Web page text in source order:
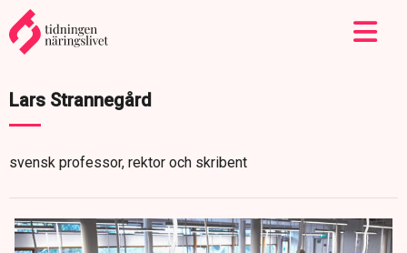
Lars Strannegård
svensk professor, rektor och skribent